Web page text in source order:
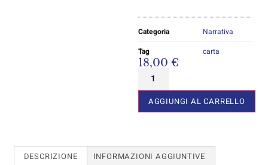
Categoria
Narrativa
Tag
carta
18,00 €
AGGIUNGI AL CARRELLO
DESCRIZIONE INFORMAZIONI AGGIUNTIVE